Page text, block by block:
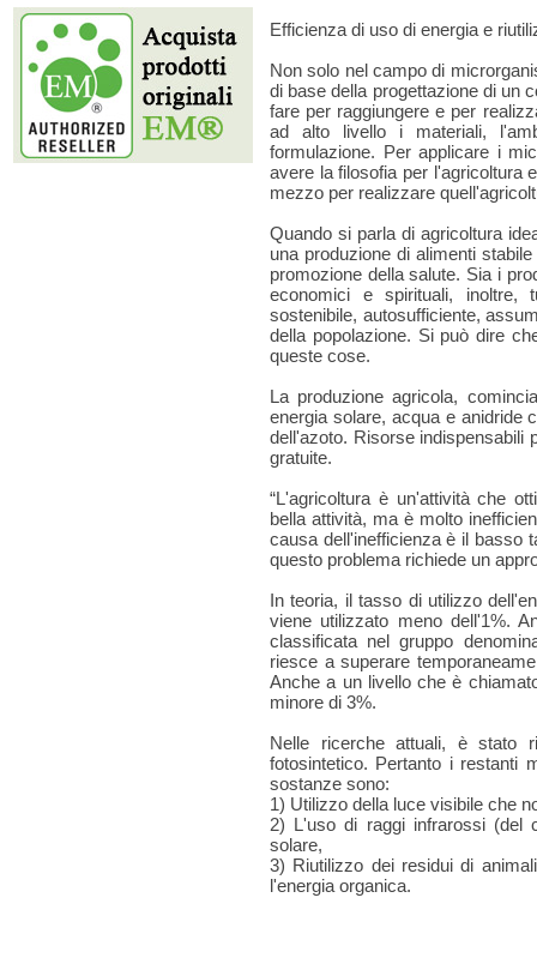
Efficienza di uso di energia e
Non solo nel campo di
di base della progettazione di un
fare per raggiungere e per
ad alto livello i materiali,
formulazione. Per applicare i
avere la filosofia per l'agricoltura
mezzo per realizzare
Quando si parla di agricoltura
una produzione di alimenti
promozione della salute. Sia i
economici e spirituali, inoltre,
sostenibile, autosufficiente,
della popolazione. Si può dire
queste cose.
La produzione agricola,
energia solare, acqua e anidride
dell'azoto. Risorse indispensabili
gratuite.
“L'agricoltura è un'attività che
bella attività, ma è molto
causa dell'inefficienza è il basso
questo problema richiede un
In teoria, il tasso di utilizzo
viene utilizzato meno dell'1%.
classificata nel gruppo
riesce a superare
Anche a un livello che è
minore di 3%.
Nelle ricerche attuali, è stato
fotosintetico. Pertanto i restanti
sostanze sono:
1) Utilizzo della luce visibile che
2) L'uso di raggi infrarossi (del
solare,
3) Riutilizzo dei residui di
l'energia organica.